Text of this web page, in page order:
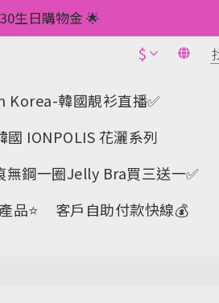
減$40    如此類推⬆不設上限
生日購物金 🌟
100分可當1元使用🌟
減$40    如此類推⬆不設上限
$
Korea-韓國靚衫直播✅
國 IONPOLIS 花灑系列
無鋼一圈Jelly Bra買三送一✅️
品⭐ 客戶自助付款快線💰